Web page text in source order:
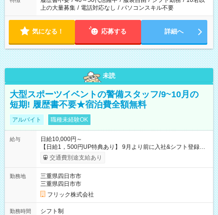
上の大量募集 / 電話対応なし / パソコンスキル不要
気になる！ 応募する 詳細へ
未読
大型スポーツイベントの警備スタッフ/9~10月の
短期! 履歴書不要★宿泊費全額無料
アルバイト 職種未経験OK
給与
日給10,000円～
【日給1，500円UP特典あり】 9月より前に入社&シフト登録す
ると 期間中(9/16~10/23) の日給がUP! 日給1万1500円でしっか
り稼げます♪ 【試用期間】試用期間なし
交通費別途支給あり
勤務地
三重県四日市市
三重県四日市市
フリック株式会社
勤務時間
シフト制